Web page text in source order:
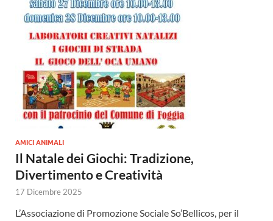
AMICI ANIMALI
Il Natale dei Giochi: Tradizione,
Divertimento e Creatività
17 Dicembre 2025
L’Associazione di Promozione Sociale So’Bellicos, per il